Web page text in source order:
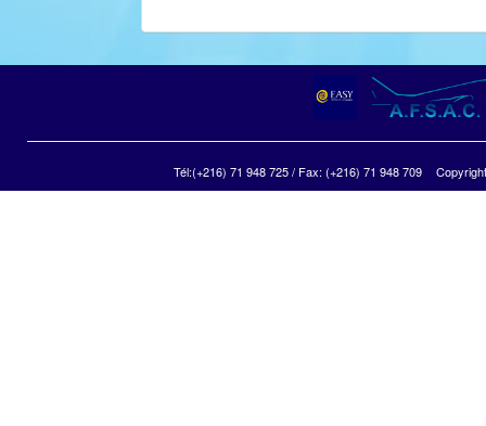
Tél:(+216) 71 948 725 / Fax: (+216) 71 948 709